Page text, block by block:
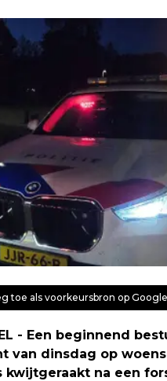
toe als voorkeursbron op Google
- Een beginnend
van dinsdag op
kwijtgeraakt na een